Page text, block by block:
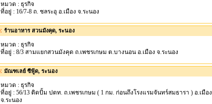
หมวด : ธุรกิจ
ที่อยู่ : 16/7-8 ถ. ชลระอุ อ.เมือง จ.ระนอง
ร้านอาหาร สวนมังคุด, ระนอง
หมวด : ธุรกิจ
ที่อยู่ : 8/3 สามแยกสวนมังคุด ถ.เพชรเกษม ต.บางนอน อ.เมือง จ.ระนอง
มัณฑเลย์ ซีฟู้ด, ระนอง
หมวด : ธุรกิจ
ที่อยู่ : 56/13 ติดปั้ม ปตท. ถ.เพชรเกษม ( 1 กม. ก่อนถึงโรงแรมจันทร์สมธารา ) อ.เมือง
จ.ระนอง